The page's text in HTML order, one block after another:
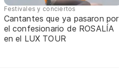
Festivales y conciertos
Cantantes que ya pasaron por
el confesionario de ROSALÍA
en el LUX TOUR